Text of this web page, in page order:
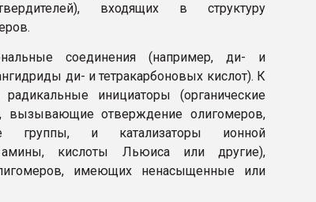
входящих в структуру
соединения (например, ди- и
ди- и тетракарбоновых кислот). К
инициаторы (органические
вызывающие отверждение олигомеров,
группы, и катализаторы ионной
амины, кислоты Льюиса или другие),
имеющих ненасыщенные или